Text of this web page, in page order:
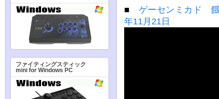
■ ゲーセンミカド
年11月21日
ファイティングスティック
mini for Windows PC